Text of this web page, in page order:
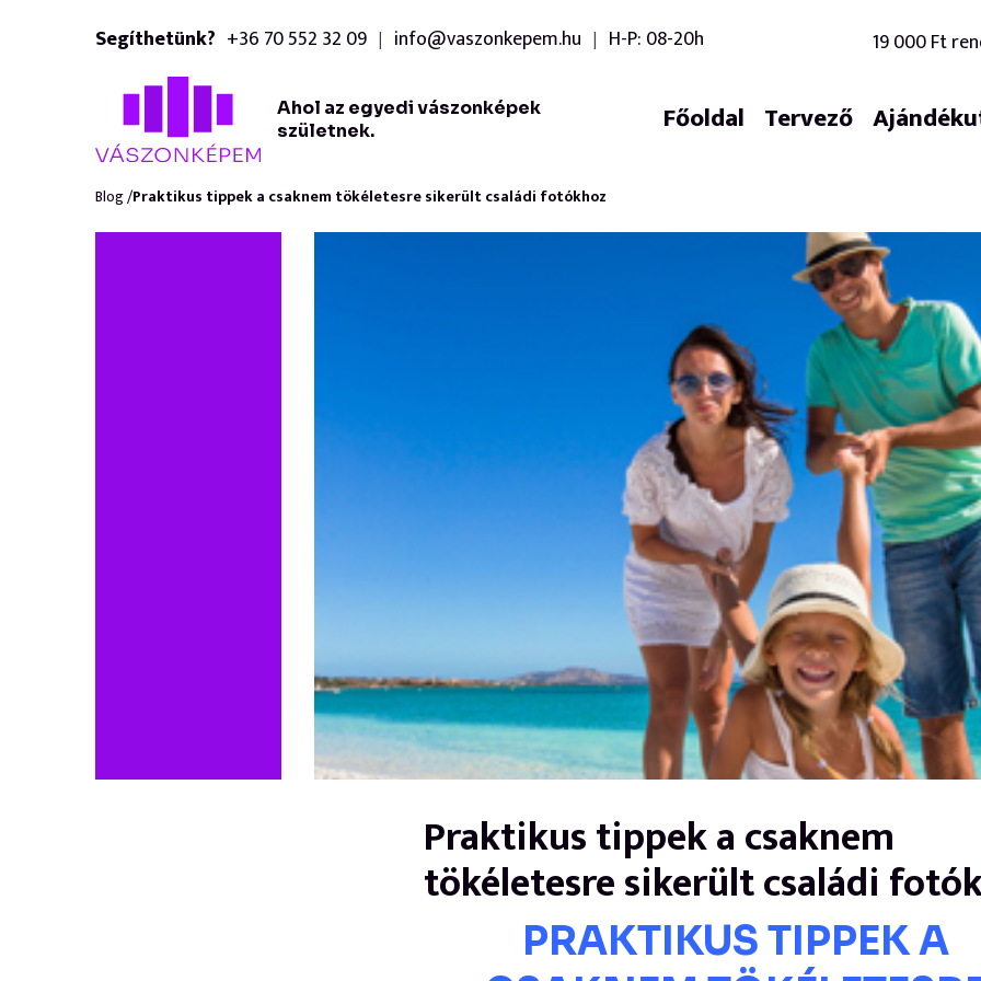
Segíthetünk? +36 70 552 32 09 info@vaszonkepem.hu H-P: 08-20h 19 000 Ft
Ahol az egyedi vászonképek
születnek.
Főoldal Tervező
Blog /Praktikus tippek a csaknem tökéletesre sikerült családi fotókhoz
Praktikus tippek a csaknem
tökéletesre sikerült családi
PRAKTIKUS TIPPEK A